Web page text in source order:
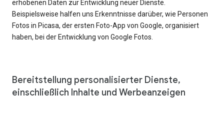
erhobenen Daten zur Entwicklung neuer Dienste.
Beispielsweise halfen uns Erkenntnisse darüber, wie Personen
Fotos in Picasa, der ersten Foto-App von Google, organisiert
haben, bei der Entwicklung von Google Fotos.
Bereitstellung personalisierter Dienste,
einschließlich Inhalte und Werbeanzeigen